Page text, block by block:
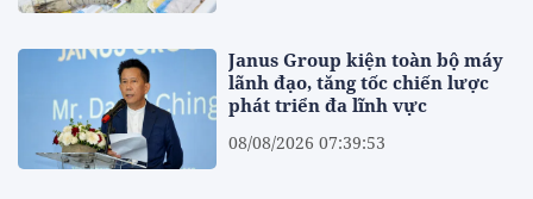
Janus Group kiện toàn bộ máy
lãnh đạo, tăng tốc chiến lược
phát triển đa lĩnh vực
08/08/2026 07:39:53